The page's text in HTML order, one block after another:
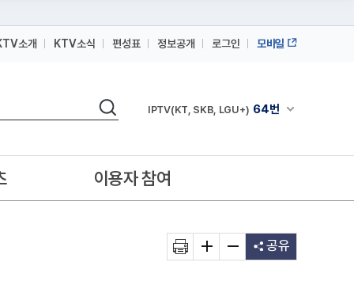
소개 KTV소식 편성표 정보공개 로그인 모바일
검색 채널안내 펼쳐
IPTV(KT, SKB, LGU+) 64번
IPTV(KT, SKB, LGU+)
이용자 참여
공유